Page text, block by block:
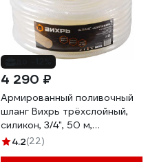
4 290 ₽
Армированный поливочный
шланг Вихрь трёхслойный,
силикон, 3/4", 50 м,
прозрачный 73/7/2/32
4.2(22)